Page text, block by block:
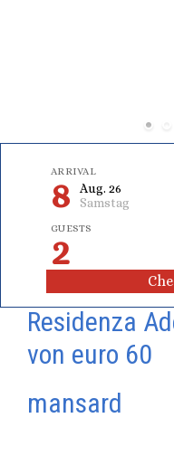
ARRIVAL
8
Aug. 26
Samstag
GUESTS
2
Residenza
von euro 60
mansard